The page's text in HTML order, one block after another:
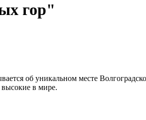
гор"
об уникальном месте
в мире.